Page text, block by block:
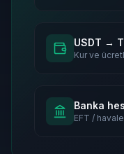
USDT →
Kur ve
Banka
EFT /